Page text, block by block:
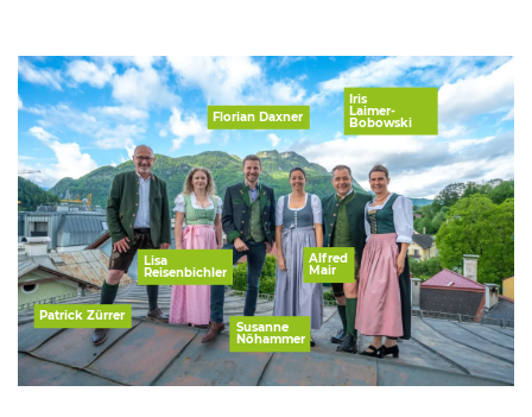
Patrick Zürrer
Lisa
Reisenbichler
Florian Daxner
Susanne
Nöhammer
Alfred
Mair
Iris
Laimer-
Bobowski